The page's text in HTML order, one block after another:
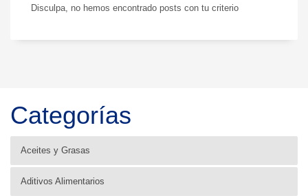
Disculpa, no hemos encontrado posts con tu criterio
Categorías
Aceites y Grasas
Aditivos Alimentarios